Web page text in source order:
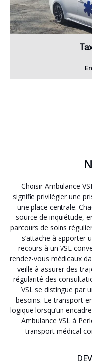
Choisir Ambulance
signifie privilégier une
une place centrale.
source de inquiétude,
parcours de soins
s’attache à apporter
recours à un VSL
rendez-vous médicaux
veille à assurer des
régularité des
VSL se distingue par
besoins. Le transport
logique lorsqu’un
Ambulance VSL à
transport médical